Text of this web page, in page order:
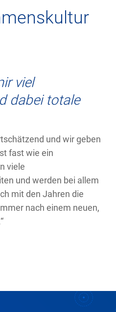
viel
dabei totale
und wir geben
fast wie ein
viele
und werden bei allem
mit den Jahren die
nach einem neuen,